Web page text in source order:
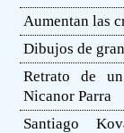
Aumentan las
Dibujos de
Retrato de
Nicanor Parra
Santiago